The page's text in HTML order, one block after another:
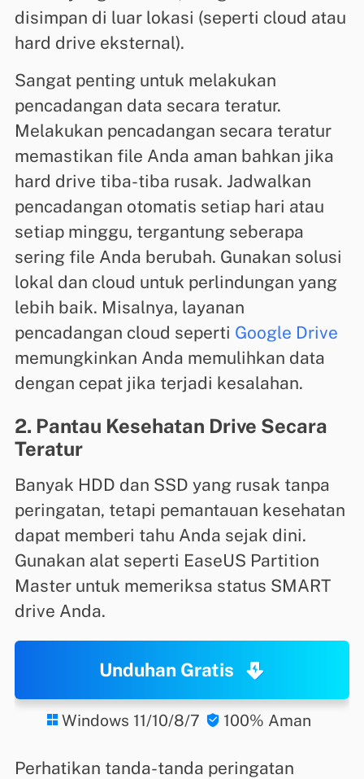
disimpan di luar lokasi (seperti cloud atau
hard drive eksternal).
Sangat penting untuk melakukan
pencadangan data secara teratur.
Melakukan pencadangan secara teratur
memastikan file Anda aman bahkan jika
hard drive tiba-tiba rusak. Jadwalkan
pencadangan otomatis setiap hari atau
setiap minggu, tergantung seberapa
sering file Anda berubah. Gunakan solusi
lokal dan cloud untuk perlindungan yang
lebih baik. Misalnya, layanan
pencadangan cloud seperti Google Drive
memungkinkan Anda memulihkan data
dengan cepat jika terjadi kesalahan.
2. Pantau Kesehatan Drive Secara
Teratur
Banyak HDD dan SSD yang rusak tanpa
peringatan, tetapi pemantauan kesehatan
dapat memberi tahu Anda sejak dini.
Gunakan alat seperti EaseUS Partition
Master untuk memeriksa status SMART
drive Anda.
Unduhan Gratis
 Windows 11/10/8/7  100% Aman
Perhatikan tanda-tanda peringatan